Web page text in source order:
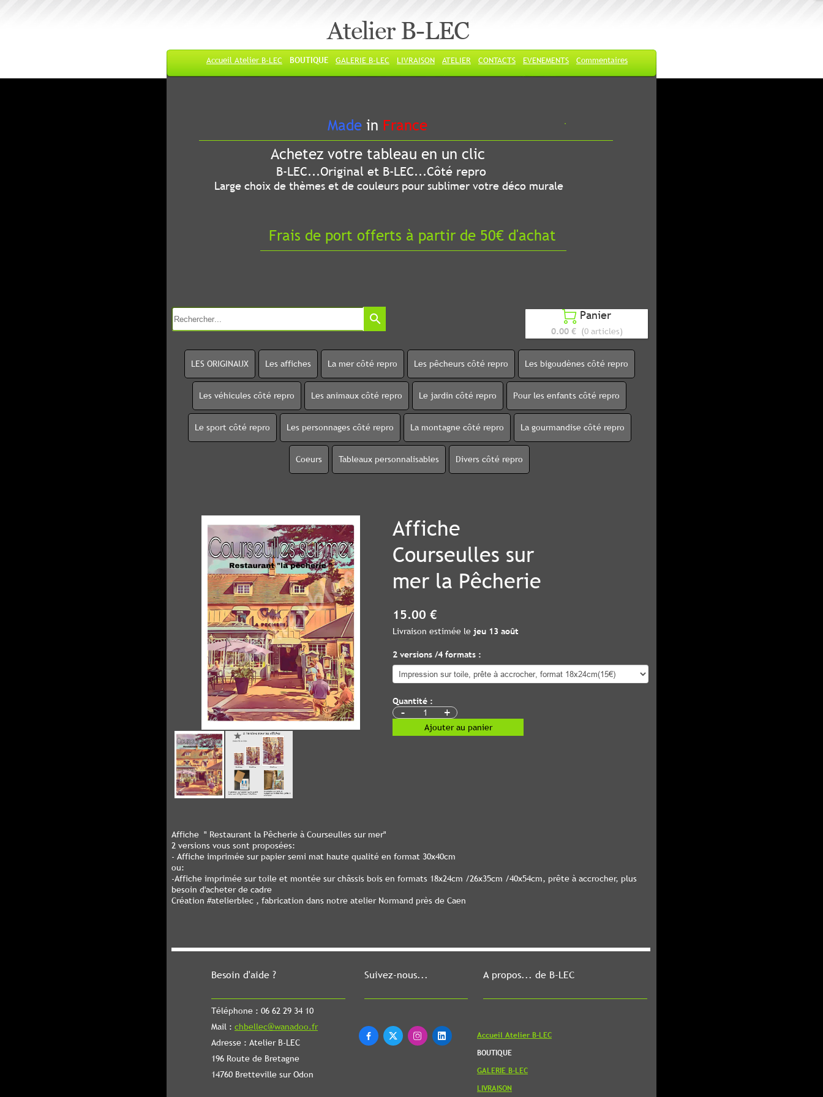
Atelier B-LEC
Accueil Atelier B-LEC BOUTIQUE GALERIE B-LEC LIVRAISON ATELIER CONTACTS EVENEMENTS Commentaires
Besoin d'aide ?
Téléphone : 06 62 29 34 10
Mail : chbellec@wanadoo.fr
Adresse : Atelier B-LEC
196 Route de Bretagne
14760 Bretteville sur Odon
Suivez-nous...
   
A propos... de B-LEC
Accueil Atelier B-LEC
BOUTIQUE
GALERIE B-LEC
LIVRAISON
Made in France
Achetez votre tableau en un clic
B-LEC...Original et B-LEC...Côté repro
Large choix de thèmes et de couleurs pour sublimer votre déco murale
Frais de port offerts à partir de 50€ d'achat
search  Panier
0.00 € (0 articles)
LES ORIGINAUX Les affiches La mer côté repro Les pêcheurs côté repro Les bigoudènes côté repro
Les véhicules côté repro Les animaux côté repro Le jardin côté repro Pour les enfants côté repro
Le sport côté repro Les personnages côté repro La montagne côté repro La gourmandise côté repro
Coeurs Tableaux personnalisables Divers côté repro
Affiche
Courseulles sur
mer la Pêcherie
15.00 €
Livraison estimée le jeu 13 août
2 versions /4 formats :
Quantité :
- +
Ajouter au panier
Affiche " Restaurant la Pêcherie à Courseulles sur mer"
2 versions vous sont proposées:
- Affiche imprimée sur papier semi mat haute qualité en format 30x40cm
ou:
-Affiche imprimée sur toile et montée sur châssis bois en formats 18x24cm /26x35cm /40x54cm, prête à accrocher, plus
besoin d'acheter de cadre
Création #atelierblec , fabrication dans notre atelier Normand près de Caen